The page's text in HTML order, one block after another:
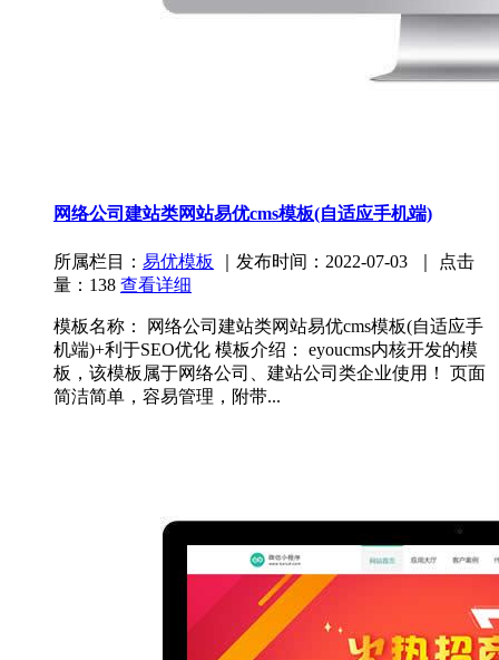
网络公司建站类网站易优cms模板(自适应手机端)
所属栏目： 易优模板
｜发布时间：2022-07-03 ｜ 点击
量：138 查看详细
模板名称： 网络公司建站类网站易优cms模板(自适应手
机端)+利于SEO优化 模板介绍： eyoucms内核开发的模
板，该模板属于网络公司、建站公司类企业使用！ 页面
简洁简单，容易管理，附带...